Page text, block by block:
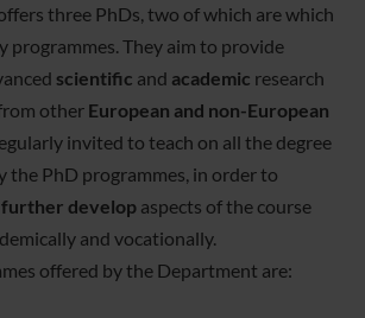
three PhDs, two of which are which
programmes. They aim to provide
scientific and academic research
other European and non-European
invited to teach on all the degree
the PhD programmes, in order to
developaspects of the course
and vocationally.
offered by the Department are: